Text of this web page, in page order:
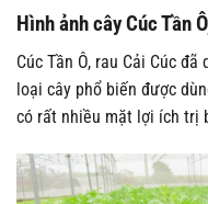
Hình ảnh cây Cúc Tần
Cúc Tần Ô, rau Cải Cúc
loại cây phổ biến được
có rất nhiều mặt lợi ích trị